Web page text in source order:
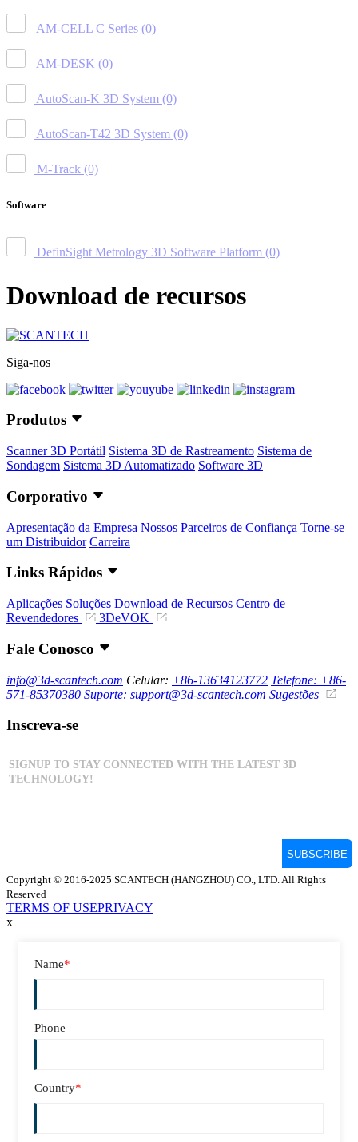
AM-CELL C Series (0)
AM-DESK (0)
AutoScan-K 3D System (0)
AutoScan-T42 3D System (0)
M-Track (0)
Software
DefinSight Metrology 3D Software Platform (0)
Download de recursos
Siga-nos
Produtos
Scanner 3D Portátil Sistema 3D de Rastreamento Sistema de
Sondagem Sistema 3D Automatizado Software 3D
Corporativo
Apresentação da Empresa Nossos Parceiros de Confiança Torne-se
um Distribuidor Carreira
Links Rápidos
Aplicações Soluções Download de Recursos Centro de
Revendedores
3DeVOK
Fale Conosco
info@3d-scantech.com Celular: +86-13634123772 Telefone: +86-
571-85370380 Suporte: support@3d-scantech.com Sugestões
Inscreva-se
Copyright © 2016-2025 SCANTECH (HANGZHOU) CO., LTD. All Rights
Reserved
TERMS OF USEPRIVACY
x
Name*
Phone
Country*